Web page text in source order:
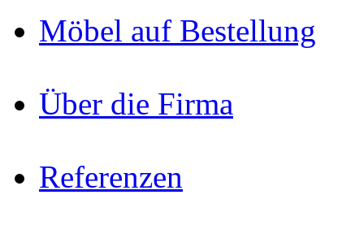
Möbel auf Bestellung
Über die Firma
Referenzen